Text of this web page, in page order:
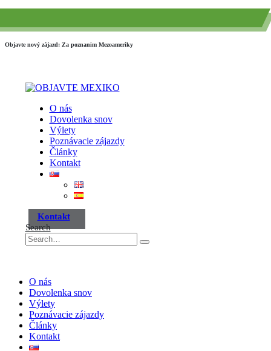
Objavte nový zájazd: Za poznanim Mezoameriky
O nás
Dovolenka snov
Výlety
Poznávacie zájazdy
Články
Kontakt
Kontakt
Search
O nás
Dovolenka snov
Výlety
Poznávacie zájazdy
Články
Kontakt